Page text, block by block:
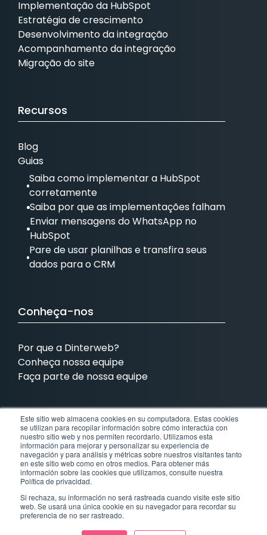
Este sitio web almacena cookies en su computadora. Estas cookies
se utilizan para recopilar información sobre cómo interactúa con
nuestro sitio web y nos permiten recordarlo. Utilizamos esta
información para mejorar y personalizar su experiencia de
navegación y para análisis y métricas sobre nuestros visitantes tanto
en este sitio web como en otros medios. Para obtener más
información sobre las cookies que utilizamos, consulte nuestra
Política de privacidad.
Si rechaza, su información no será rastreada cuando visite este sitio
web. Se usará una única cookie en su navegador para recordar su
preferencia de no ser rastreado.
Implementação da HubSpot
Estratégia de crescimento
Desenvolvimento da integração
Acompanhamento da integração
Migração do site
Recursos
Blog
Guias
Saiba como implementar a HubSpot
corretamente
Saiba por que as implementações falham
Enviar mensagens do WhatsApp no
HubSpot
Pare de usar planilhas e transfira seus
dados para o CRM
Conheça-nos
Por que a Dinterweb?
Conheça nossa equipe
Faça parte de nossa equipe
Estamos presentes em:
MX
México
COL
Colômbia
BRA EUA
CR